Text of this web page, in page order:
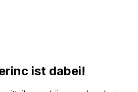
ist dabei!